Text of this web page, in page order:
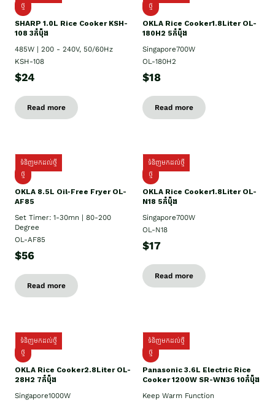
ថ្មី
SHARP 1.០L Rice Cooker KSH-
108 3កំប៉ុង
485W | 200 - 240V, 50/60Hz
KSH-108
$24
Read more
ថ្មី
OKLA Rice Cooker1.8Liter OL-
180H2 5កំប៉ុង
Singapore700W
OL-180H2
$18
Read more
ទំនិញមកដល់ថ្មី
ថ្មី
OKLA 8.5L Oil-Free Fryer OL-
AF85
Set Timer: 1-30mn | 80-200
Degree
OL-AF85
$56
Read more
ទំនិញមកដល់ថ្មី
ថ្មី
OKLA Rice Cooker1.8Liter OL-
N18 5កំប៉ុង
Singapore700W
OL-N18
$17
Read more
ទំនិញមកដល់ថ្មី
ថ្មិ
OKLA Rice Cooker2.8Liter OL-
28H2 7កំប៉ុង
Singapore1000W
ទំនិញមកដល់ថ្មី
ថ្មី
Panasonic 3.6L Electric Rice
Cooker 1200W SR-WN36 10កំប៉ុង
Keep Warm Function